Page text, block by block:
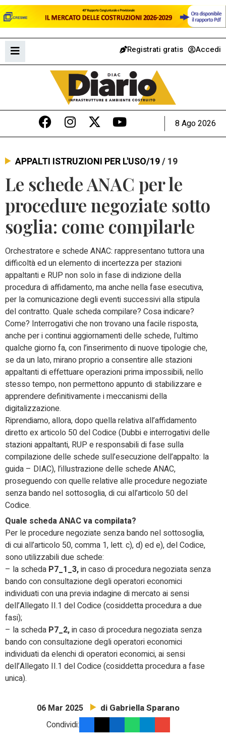
Registrati gratis Accedi
8 Ago 2026
APPALTI ISTRUZIONI PER L'USO/19/ 19
Le schede ANAC per le
procedure negoziate sotto
soglia: come compilarle
Orchestratore e schede ANAC: rappresentano tuttora una
difficoltà ed un elemento di incertezza per stazioni
appaltanti e RUP non solo in fase di indizione della
procedura di affidamento, ma anche nella fase esecutiva,
per la comunicazione degli eventi successivi alla stipula
del contratto. Quale scheda compilare? Cosa indicare?
Come? Interrogativi che non trovano una facile risposta,
anche per i continui aggiornamenti delle schede, l’ultimo
qualche giorno fa, con l’inserimento di nuove tipologie che,
se da un lato, mirano proprio a consentire alle stazioni
appaltanti di effettuare operazioni prima impossibili, nello
stesso tempo, non permettono appunto di stabilizzare e
apprendere definitivamente i meccanismi della
digitalizzazione.
Riprendiamo, allora, dopo quella relativa all’affidamento
diretto ex articolo 50 del Codice (Dubbi e interrogativi delle
stazioni appaltanti, RUP e responsabili di fase sulla
compilazione delle schede sull’esecuzione dell’appalto: la
guida – DIAC), l’illustrazione delle schede ANAC,
proseguendo con quelle relative alle procedure negoziate
senza bando nel sottosoglia, di cui all’articolo 50 del
Codice.
Quale scheda ANAC va compilata?
Per le procedure negoziate senza bando nel sottosoglia,
di cui all’articolo 50, comma 1, lett. c), d) ed e), del Codice,
sono utilizzabili due schede:
– la scheda P7_1_3,in caso di procedura negoziata senza
bando con consultazione degli operatori economici
individuati con una previa indagine di mercato ai sensi
dell’Allegato II.1 del Codice (cosiddetta procedura a due
fasi);
– la scheda P7_2,in caso di procedura negoziata senza
bando con consultazione degli operatori economici
individuati da elenchi di operatori economici, ai sensi
dell’Allegato II.1 del Codice (cosiddetta procedura a fase
unica).
06 Mar 2025 di Gabriella Sparano
Condividi: